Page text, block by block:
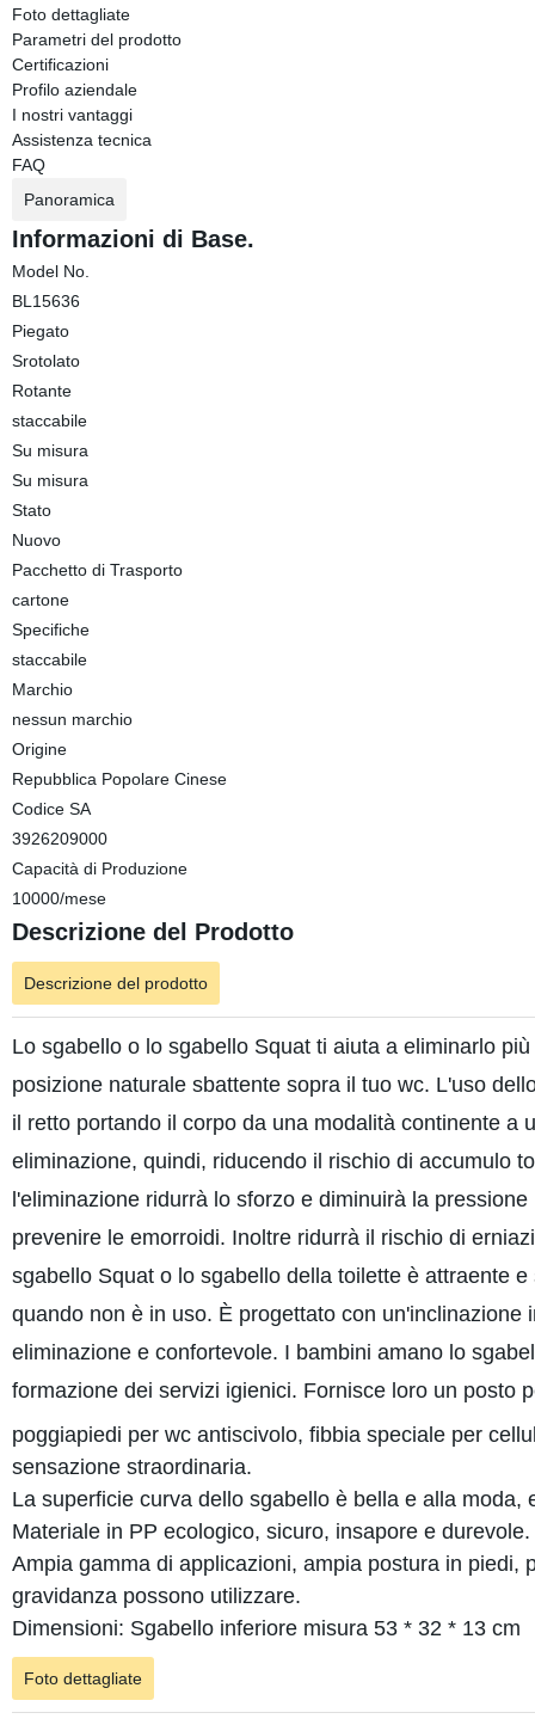
Foto dettagliate
Parametri del prodotto
Certificazioni
Profilo aziendale
I nostri vantaggi
Assistenza tecnica
FAQ
Panoramica
Informazioni di Base.
Model No.
BL15636
Piegato
Srotolato
Rotante
staccabile
Su misura
Su misura
Stato
Nuovo
Pacchetto di Trasporto
cartone
Specifiche
staccabile
Marchio
nessun marchio
Origine
Repubblica Popolare Cinese
Codice SA
3926209000
Capacità di Produzione
10000/mese
Descrizione del Prodotto
Descrizione del prodotto
Lo sgabello o lo sgabello Squat ti aiuta a eliminarlo
posizione naturale sbattente sopra il tuo wc. L'uso
il retto portando il corpo da una modalità continente
eliminazione, quindi, riducendo il rischio di accumulo
l'eliminazione ridurrà lo sforzo e diminuirà la
prevenire le emorroidi. Inoltre ridurrà il rischio di
sgabello Squat o lo sgabello della toilette è attraente
quando non è in uso. È progettato con
eliminazione e confortevole. I bambini amano lo
formazione dei servizi igienici. Fornisce loro un posto
poggiapiedi per wc antiscivolo, fibbia speciale per
sensazione straordinaria.
La superficie curva dello sgabello è bella e alla
Materiale in PP ecologico, sicuro, insapore e durevole.
Ampia gamma di applicazioni, ampia postura in
gravidanza possono utilizzare.
Dimensioni: Sgabello inferiore misura 53 * 32 * 13 cm
Foto dettagliate